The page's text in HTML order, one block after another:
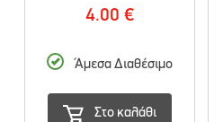
4.00 €
Άμεσα Διαθέσιμο
Στο καλάθι